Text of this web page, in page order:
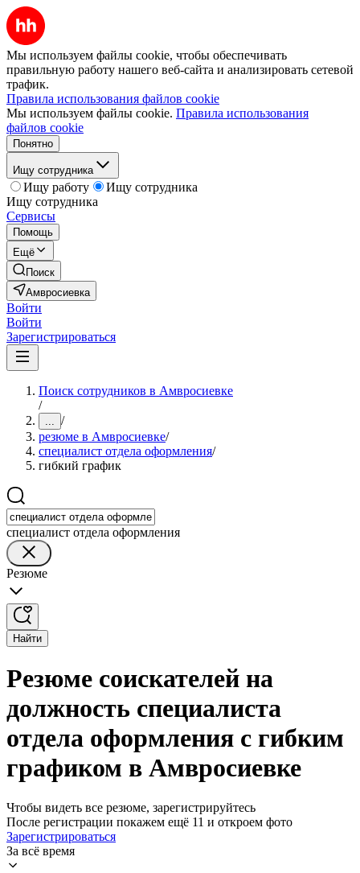
Мы используем файлы cookie, чтобы обеспечивать
правильную работу нашего веб-сайта и анализировать сетевой
трафик.
Правила использования файлов cookie
Мы используем файлы cookie. Правила использования
файлов cookie
Понятно
Ищу сотрудника
Ищу работу
Ищу сотрудника
Ищу сотрудника
Сервисы
Помощь
Ещё
Поиск
Амвросиевка
Войти
Войти
Зарегистрироваться
Поиск сотрудников в Амвросиевке
/
... /
резюме в Амвросиевке/
специалист отдела оформления/
гибкий график
специалист отдела оформления
Резюме
Найти
Резюме соискателей на
должность специалиста
отдела оформления с гибким
графиком в Амвросиевке
Чтобы видеть все резюме, зарегистрируйтесь
После регистрации покажем ещё 11 и откроем фото
Зарегистрироваться
За всё время